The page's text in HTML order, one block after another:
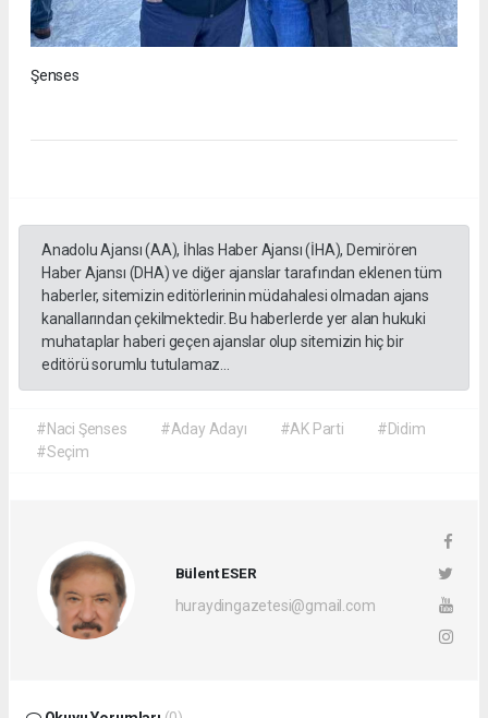
Şenses
Anadolu Ajansı (AA), İhlas Haber Ajansı (İHA), Demirören
Haber Ajansı (DHA) ve diğer ajanslar tarafından eklenen tüm
haberler, sitemizin editörlerinin müdahalesi olmadan ajans
kanallarından çekilmektedir. Bu haberlerde yer alan hukuki
muhataplar haberi geçen ajanslar olup sitemizin hiç bir
editörü sorumlu tutulamaz...
#Naci Şenses #Aday Adayı #AK Parti
#Didim
#Seçim
Bülent ESER
huraydingazetesi@gmail.com